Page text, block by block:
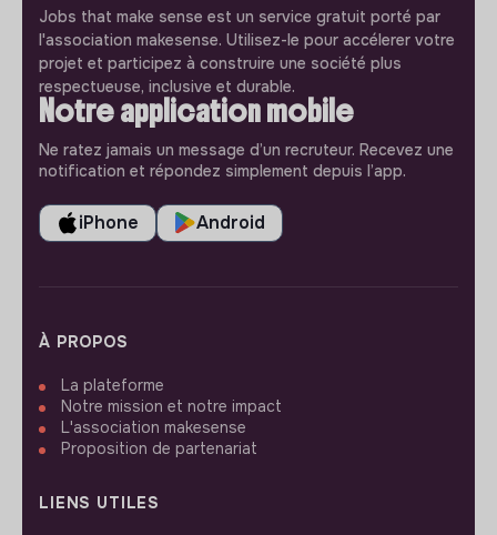
Jobs that make sense est un service gratuit porté par
l'association makesense. Utilisez-le pour accélerer votre
projet et participez à construire une société plus
respectueuse, inclusive et durable.
Notre application mobile
Ne ratez jamais un message d’un recruteur. Recevez une
notification et répondez simplement depuis l’app.
iPhone Android
À PROPOS
La plateforme
Notre mission et notre impact
L'association makesense
Proposition de partenariat
LIENS UTILES